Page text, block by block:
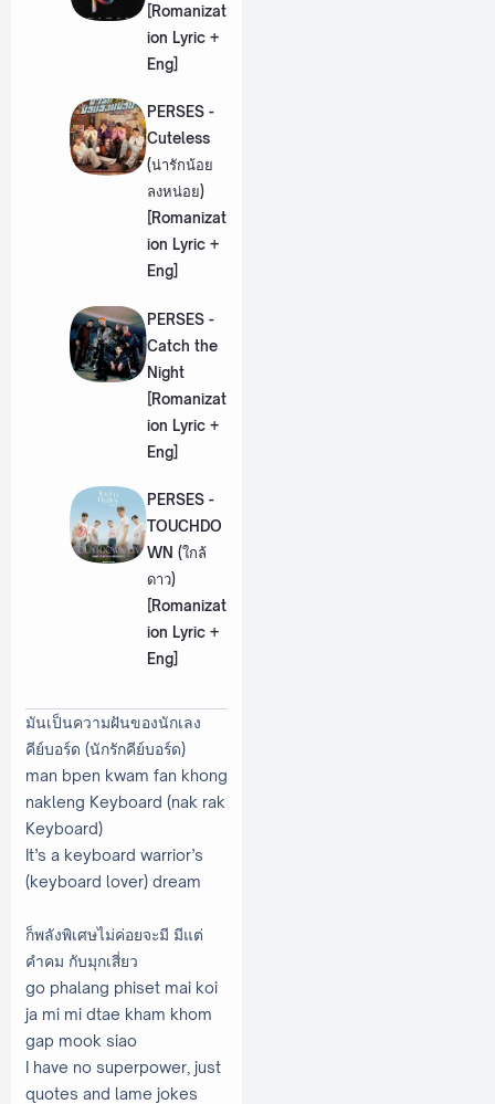
[Romanizat
ion Lyric +
Eng]
PERSES -
Cuteless
(น่ารักน้อย
ลงหน่อย)
[Romanizat
ion Lyric +
Eng]
PERSES -
Catch the
Night
[Romanizat
ion Lyric +
Eng]
PERSES -
TOUCHDO
WN (ใกล้
ดาว)
[Romanizat
ion Lyric +
Eng]
มันเป็นความฝันของนักเลง
คีย์บอร์ด (นักรักคีย์บอร์ด)
man bpen kwam fan khong
nakleng Keyboard (nak rak
Keyboard)
It’s a keyboard warrior’s
(keyboard lover) dream
ก็พลังพิเศษไม่ค่อยจะมี มีแต่
คำคม กับมุกเสี่ยว
go phalang phiset mai koi
ja mi mi dtae kham khom
gap mook siao
I have no superpower, just
quotes and lame jokes